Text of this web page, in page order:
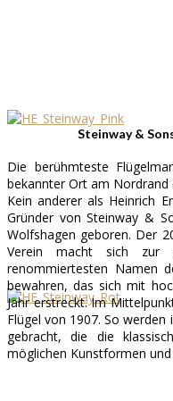
Steinway &
Die berühmteste
bekannter Ort am Nordrand
Kein anderer als Heinrich
Gründer von Steinway &
Wolfshagen geboren. Der
Verein macht sich zur
renommiertesten Namen
bewahren, das sich mit
Jahr erstreckt. Im
Flügel von 1907. So
gebracht, die die
möglichen Kunstformen